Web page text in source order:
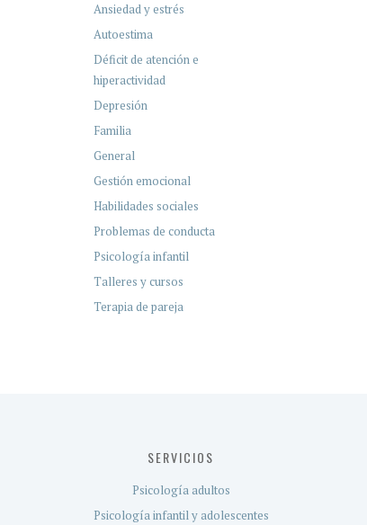
Ansiedad y estrés
Autoestima
Déficit de atención e
hiperactividad
Depresión
Familia
General
Gestión emocional
Habilidades sociales
Problemas de conducta
Psicología infantil
Talleres y cursos
Terapia de pareja
SERVICIOS
Psicología adultos
Psicología infantil y adolescentes